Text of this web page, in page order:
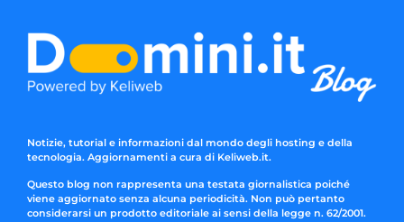
Notizie, tutorial e informazioni dal mondo degli hosting e della
tecnologia. Aggiornamenti a cura di Keliweb.it.
Questo blog non rappresenta una testata giornalistica poiché
viene aggiornato senza alcuna periodicità. Non può pertanto
considerarsi un prodotto editoriale ai sensi della legge n. 62/2001.